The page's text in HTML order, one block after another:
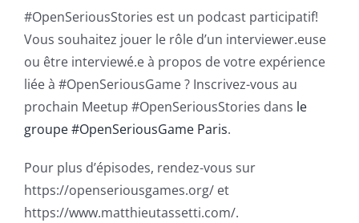
#OpenSeriousStories est un podcast participatif!
Vous souhaitez jouer le rôle d’un interviewer.euse
ou être interviewé.e à propos de votre expérience
liée à #OpenSeriousGame ? Inscrivez-vous au
prochain Meetup #OpenSeriousStories dans le
groupe #OpenSeriousGame Paris.
Pour plus d’épisodes, rendez-vous sur
https://openseriousgames.org/ et
https://www.matthieutassetti.com/.